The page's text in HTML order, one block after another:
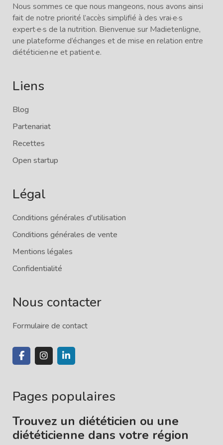
Nous sommes ce que nous mangeons, nous avons ainsi
fait de notre priorité l’accès simplifié à des vrai·e·s
expert·e·s de la nutrition. Bienvenue sur Madietenligne,
une plateforme d’échanges et de mise en relation entre
diététicien·ne et patient·e.
Liens
Blog
Partenariat
Recettes
Open startup
Légal
Conditions générales d'utilisation
Conditions générales de vente
Mentions légales
Confidentialité
Nous contacter
Formulaire de contact
Pages populaires
Trouvez un diététicien ou une
diététicienne dans votre région